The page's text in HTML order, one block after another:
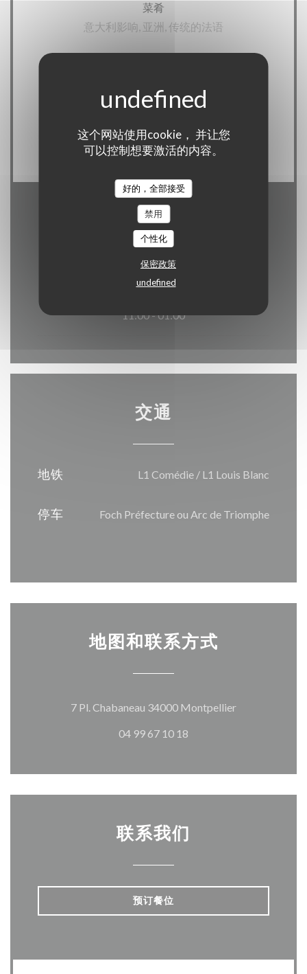
这个网站使用cookie， 并让您
可以控制想要激活的内容。
好的，全部接受
禁用
个性化
保密政策
undefined
菜肴
意大利影响, 亚洲, 传统的法语
团体餐, 鸡尾酒酒吧
营业时间
11:00 - 01:00
交通
地铁 L1 Comédie / L1 Louis Blanc
停车 Foch Préfecture ou Arc de Triomphe
地图和联系方式
7 Pl. Chabaneau 34000 Montpellier((在新窗口中
04 99 67 10 18
联系我们
预订餐位